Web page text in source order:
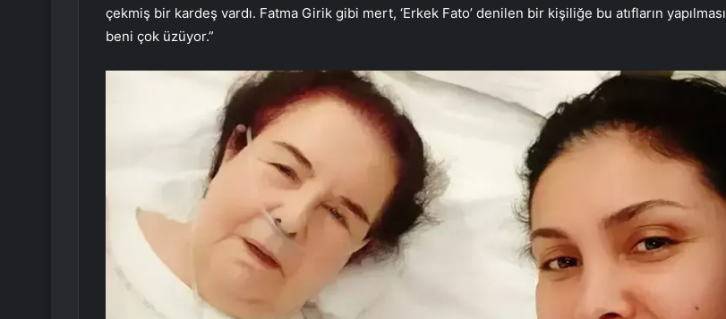
çekmiş bir kardeş vardı. Fatma Girik gibi mert, ‘Erkek Fato’ denilen bir kişiliğe bu atıfların yapılması
beni çok üzüyor.”